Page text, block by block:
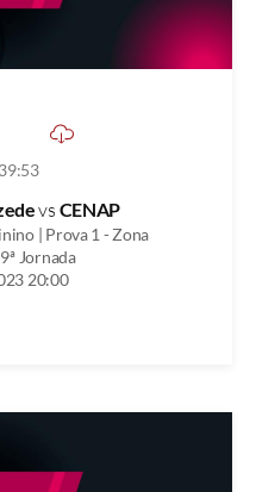
vs CENAP
| Prova 1 - Zona
Jornada
20:00